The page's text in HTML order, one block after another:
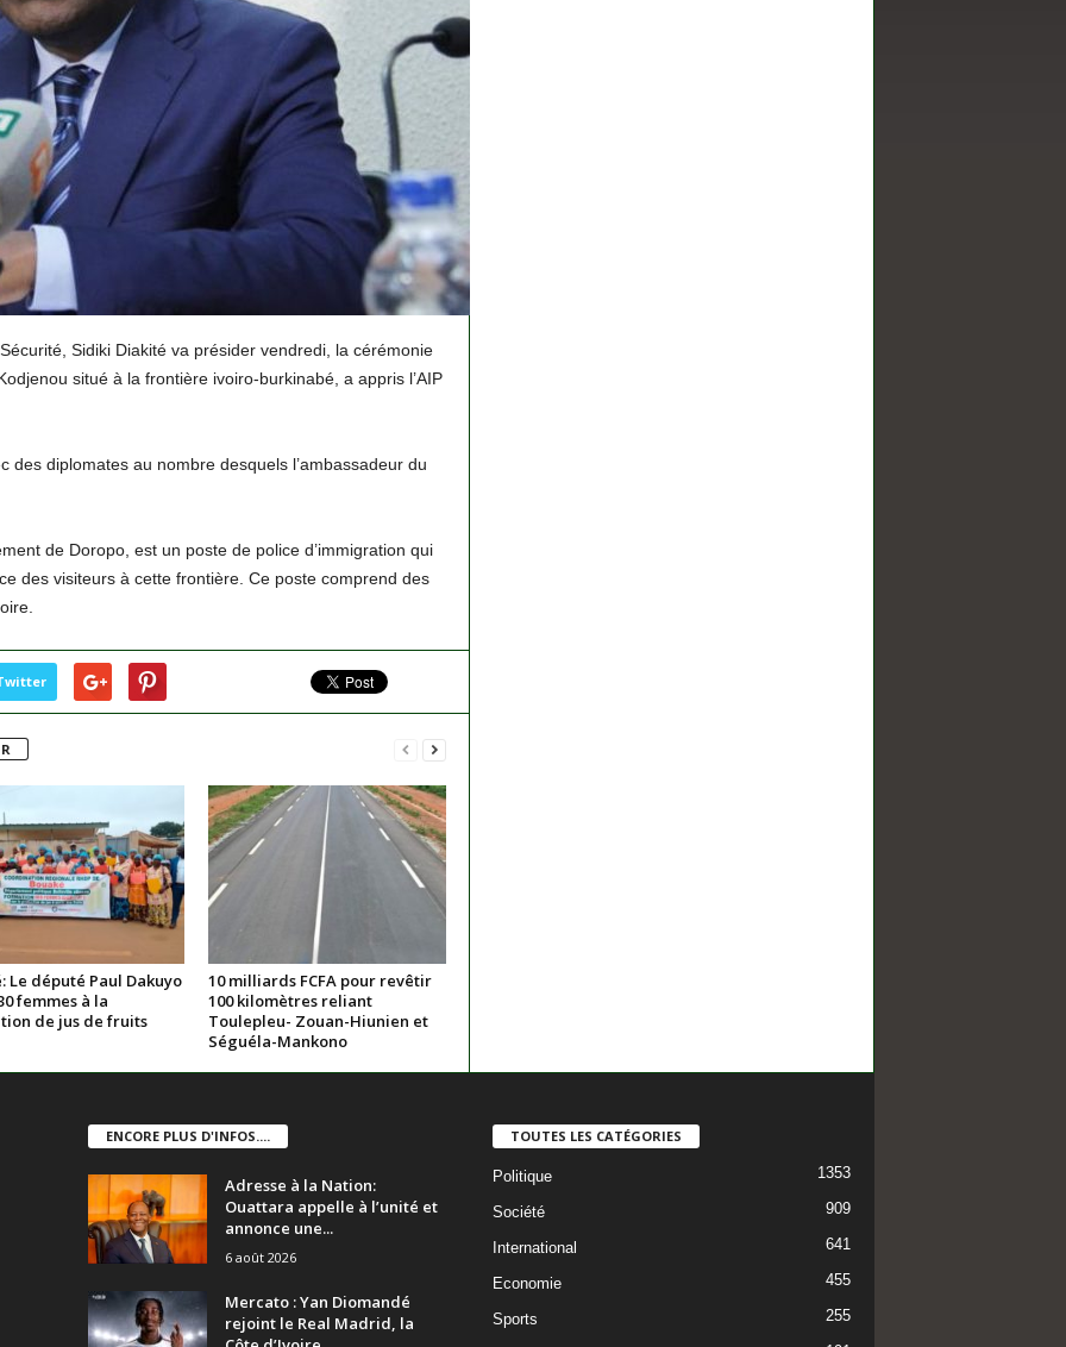
Sidiki Diakité va présider vendredi, la cérémonie
situé à la frontière ivoiro-burkinabé, a appris l’AIP
des diplomates au nombre desquels l’ambassadeur du
de Doropo, est un poste de police d’immigration qui
des visiteurs à cette frontière. Ce poste comprend des
Le député Paul Dakuyo
femmes à la
de jus de fruits
10 milliards FCFA pour revêtir
100 kilomètres reliant
Toulepleu- Zouan-Hiunien et
Séguéla-Mankono
ENCORE PLUS D'INFOS....
Adresse à la Nation:
Ouattara appelle à l’unité et
annonce une...
6 août 2026
Mercato : Yan Diomandé
rejoint le Real Madrid, la
TOUTES LES CATÉGORIES
Politique 1353
Société 909
International 641
Economie 455
Sports 255